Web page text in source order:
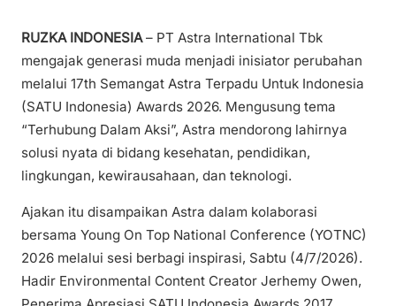
RUZKA INDONESIA– PT Astra International Tbk
mengajak generasi muda menjadi inisiator perubahan
melalui 17th Semangat Astra Terpadu Untuk Indonesia
(SATU Indonesia) Awards 2026. Mengusung tema
“Terhubung Dalam Aksi”, Astra mendorong lahirnya
solusi nyata di bidang kesehatan, pendidikan,
lingkungan, kewirausahaan, dan teknologi.
Ajakan itu disampaikan Astra dalam kolaborasi
bersama Young On Top National Conference (YOTNC)
2026 melalui sesi berbagi inspirasi, Sabtu (4/7/2026).
Hadir Environmental Content Creator Jerhemy Owen,